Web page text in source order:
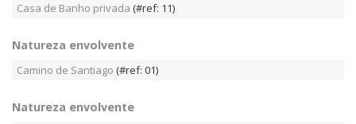
Casa de Banho privada (#ref: 11)
Natureza envolvente
Camino de Santiago (#ref: 01)
Natureza envolvente